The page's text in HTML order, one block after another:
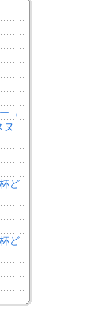
→
ヌ
ど
ど